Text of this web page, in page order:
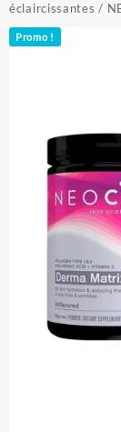
éclaircissantes /
Promo !